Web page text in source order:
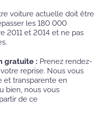
voiture actuelle doit être
les 180 000
2011 et 2014 et ne pas
gratuite : Prenez rendez-
reprise. Nous vous
et transparente en
bien, nous vous
de ce